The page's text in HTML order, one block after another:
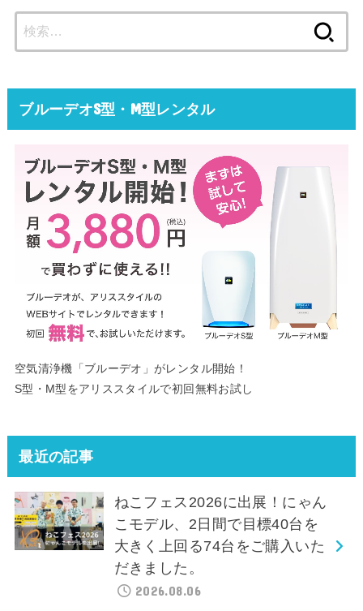
ブルーデオS型・M型レンタル
空気清浄機「ブルーデオ」がレンタル開始！
S型・M型をアリススタイルで初回無料お試し
最近の記事
ねこフェス2026に出展！にゃん
こモデル、2日間で目標40台を
大きく上回る74台をご購入いた
だきました。
2026.08.06